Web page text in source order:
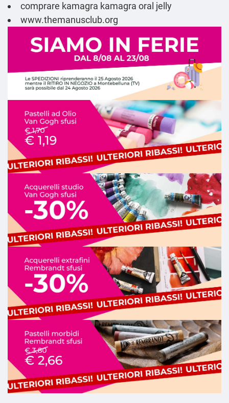
comprare kamagra kamagra oral jelly
www.themanusclub.org